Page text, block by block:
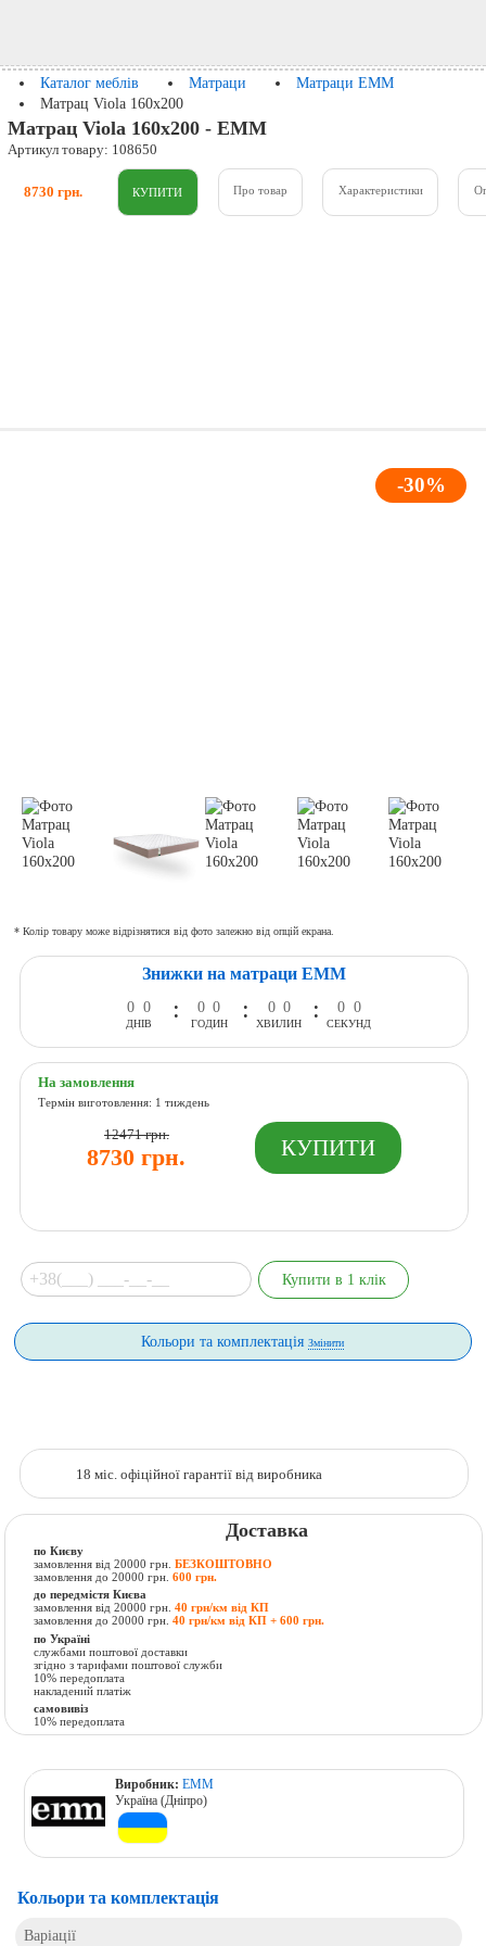
Каталог меблів Матраци
Матраци ЕММ
Матрац Viola 160x200
Матрац Viola 160x200 - ЕММ
Артикул товару: 108650
8730 грн. Про товар Характеристики
-30%
* Колір товару може відрізнятися від фото залежно від опцій екрана.
Знижки на матраци ЕММ
0 0
ДНІВ
: 0 0
ГОДИН
: 0 0
ХВИЛИН
: 0 0
СЕКУНД
На замовлення
Термін виготовлення: 1 тиждень
12471 грн.
8730 грн.
Кольори та комплектаціяЗмінити
18 міс. офіційної гарантії від виробника
Доставка
по Києву
замовлення від 20000 грн.БЕЗКОШТОВНО
замовлення до 20000 грн.600 грн.
до передмістя Києва
замовлення від 20000 грн.40 грн/км від КП
замовлення до 20000 грн.40 грн/км від КП + 600 грн.
по Україні
службами поштової доставки
згідно з тарифами поштової служби
10% передоплата
накладений платіж
самовивіз
10% передоплата
Виробник:ЕММ
Україна (Дніпро)
Кольори та комплектація
Варіації